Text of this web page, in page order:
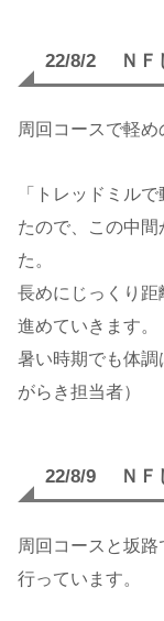
22/8/2 ＮＦ
周回コースで軽め
「トレッドミル
たので、この中
た。
長めにじっくり距
進めていきます。
暑い時期でも体調
がらき担当者）
22/8/9 ＮＦ
周回コースと坂
行っています。